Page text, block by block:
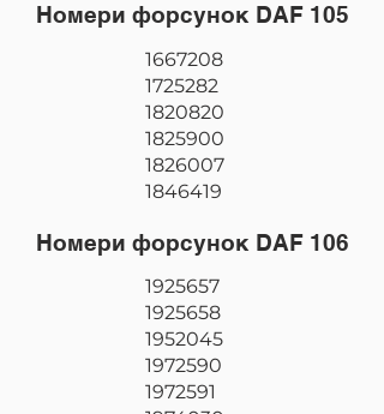
Номери форсунок DAF 105
1667208
1725282
1820820
1825900
1826007
1846419
Номери форсунок DAF 106
1925657
1925658
1952045
1972590
1972591